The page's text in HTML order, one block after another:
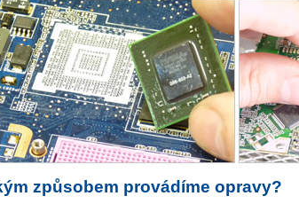
způsobem provádíme opravy?